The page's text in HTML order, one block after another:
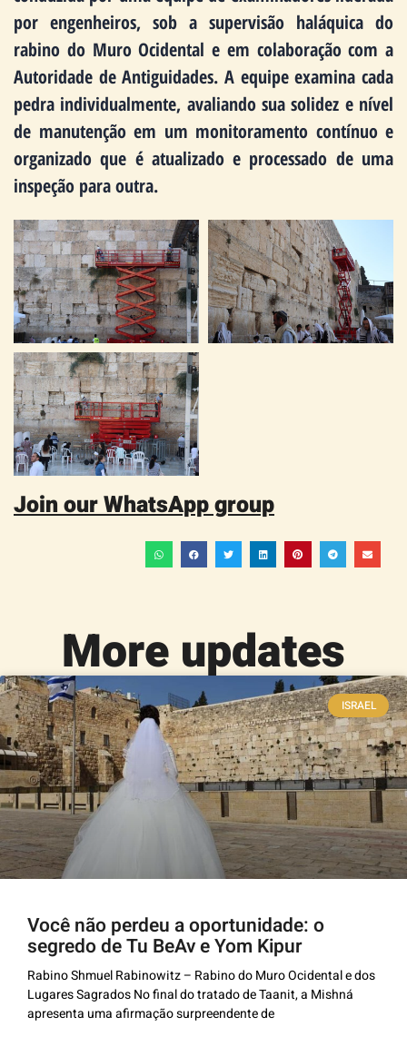
por engenheiros, sob a supervisão haláquica do
rabino do Muro Ocidental e em colaboração com a
Autoridade de Antiguidades. A equipe examina cada
pedra individualmente, avaliando sua solidez e nível
de manutenção em um monitoramento contínuo e
organizado que é atualizado e processado de uma
inspeção para outra.
Join our WhatsApp group
More updates
ISRAEL
Você não perdeu a oportunidade: o
segredo de Tu BeAv e Yom Kipur
Rabino Shmuel Rabinowitz – Rabino do Muro Ocidental e dos
Lugares Sagrados No final do tratado de Taanit, a Mishná
apresenta uma afirmação surpreendente de